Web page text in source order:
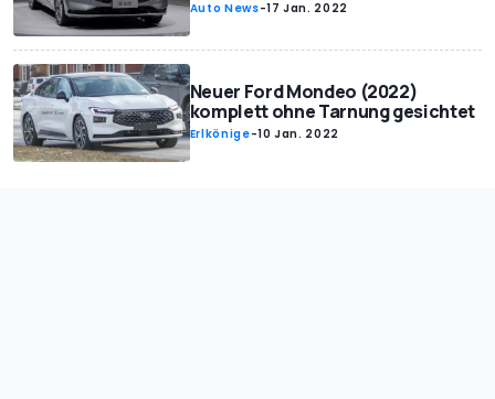
Auto News-17 Jan. 2022
Neuer Ford Mondeo (2022)
komplett ohne Tarnung gesichtet
Erlkönige-10 Jan. 2022